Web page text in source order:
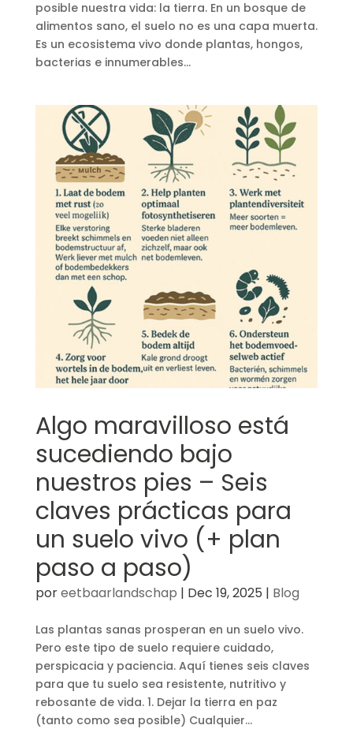
posible nuestra vida: la tierra. En un bosque de
alimentos sano, el suelo no es una capa muerta.
Es un ecosistema vivo donde plantas, hongos,
bacterias e innumerables...
Algo maravilloso está
sucediendo bajo
nuestros pies – Seis
claves prácticas para
un suelo vivo (+ plan
paso a paso)
poreetbaarlandschap | Dec 19, 2025 | Blog
Las plantas sanas prosperan en un suelo vivo.
Pero este tipo de suelo requiere cuidado,
perspicacia y paciencia. Aquí tienes seis claves
para que tu suelo sea resistente, nutritivo y
rebosante de vida. 1. Dejar la tierra en paz
(tanto como sea posible) Cualquier...